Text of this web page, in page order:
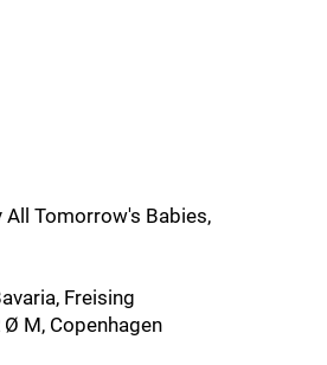
Tomorrow's Babies,
Freising
M, Copenhagen